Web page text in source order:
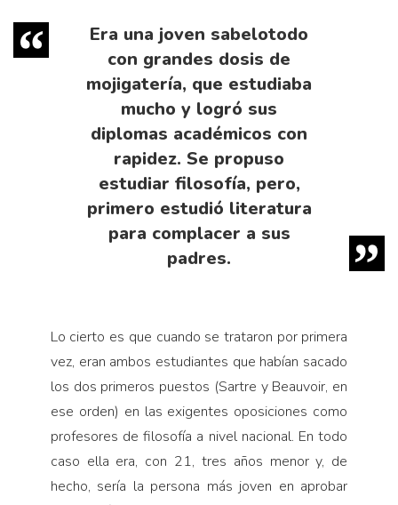
Era una joven sabelotodo
con grandes dosis de
mojigatería, que estudiaba
mucho y logró sus
diplomas académicos con
rapidez. Se propuso
estudiar filosofía, pero,
primero estudió literatura
para complacer a sus
padres.
Lo cierto es que cuando se trataron por primera
vez, eran ambos estudiantes que habían sacado
los dos primeros puestos (Sartre y Beauvoir, en
ese orden) en las exigentes oposiciones como
profesores de filosofía a nivel nacional. En todo
caso ella era, con 21, tres años menor y, de
hecho, sería la persona más joven en aprobar